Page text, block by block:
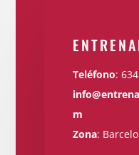
Teléfono:
m
Zona: